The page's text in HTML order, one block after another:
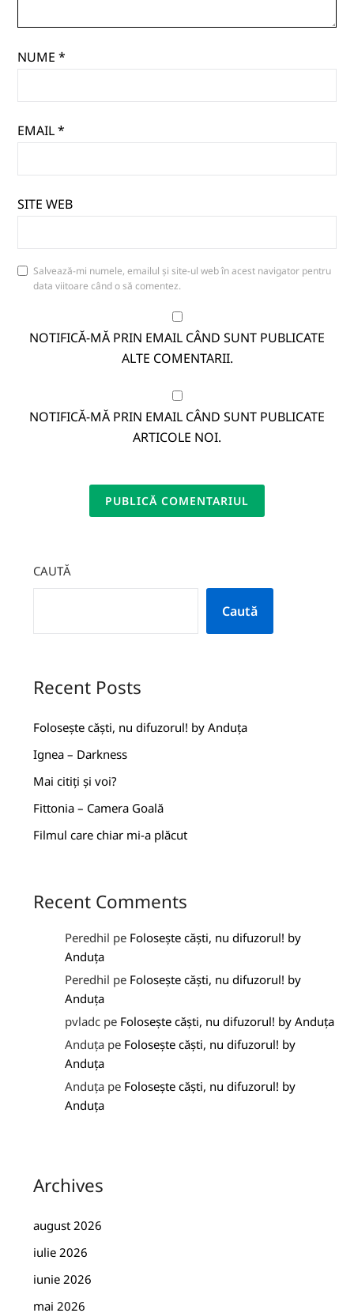
NUME*
EMAIL*
SITE WEB
Salvează-mi numele, emailul și site-ul web în acest navigator pentru
data viitoare când o să comentez.
NOTIFICĂ-MĂ PRIN EMAIL CÂND SUNT PUBLICATE
ALTE COMENTARII.
NOTIFICĂ-MĂ PRIN EMAIL CÂND SUNT PUBLICATE
ARTICOLE NOI.
CAUTĂ
Caută
Recent Posts
Folosește căști, nu difuzorul! by Anduța
Ignea – Darkness
Mai citiți și voi?
Fittonia – Camera Goală
Filmul care chiar mi-a plăcut
Recent Comments
Peredhil pe Folosește căști, nu difuzorul! by
Anduța
Peredhil pe Folosește căști, nu difuzorul! by
Anduța
pvladc pe Folosește căști, nu difuzorul! by Anduța
Anduța pe Folosește căști, nu difuzorul! by
Anduța
Anduța pe Folosește căști, nu difuzorul! by
Anduța
Archives
august 2026
iulie 2026
iunie 2026
mai 2026